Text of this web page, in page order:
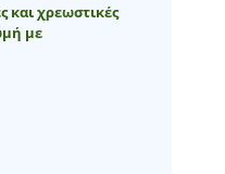
και χρεωστικές
με